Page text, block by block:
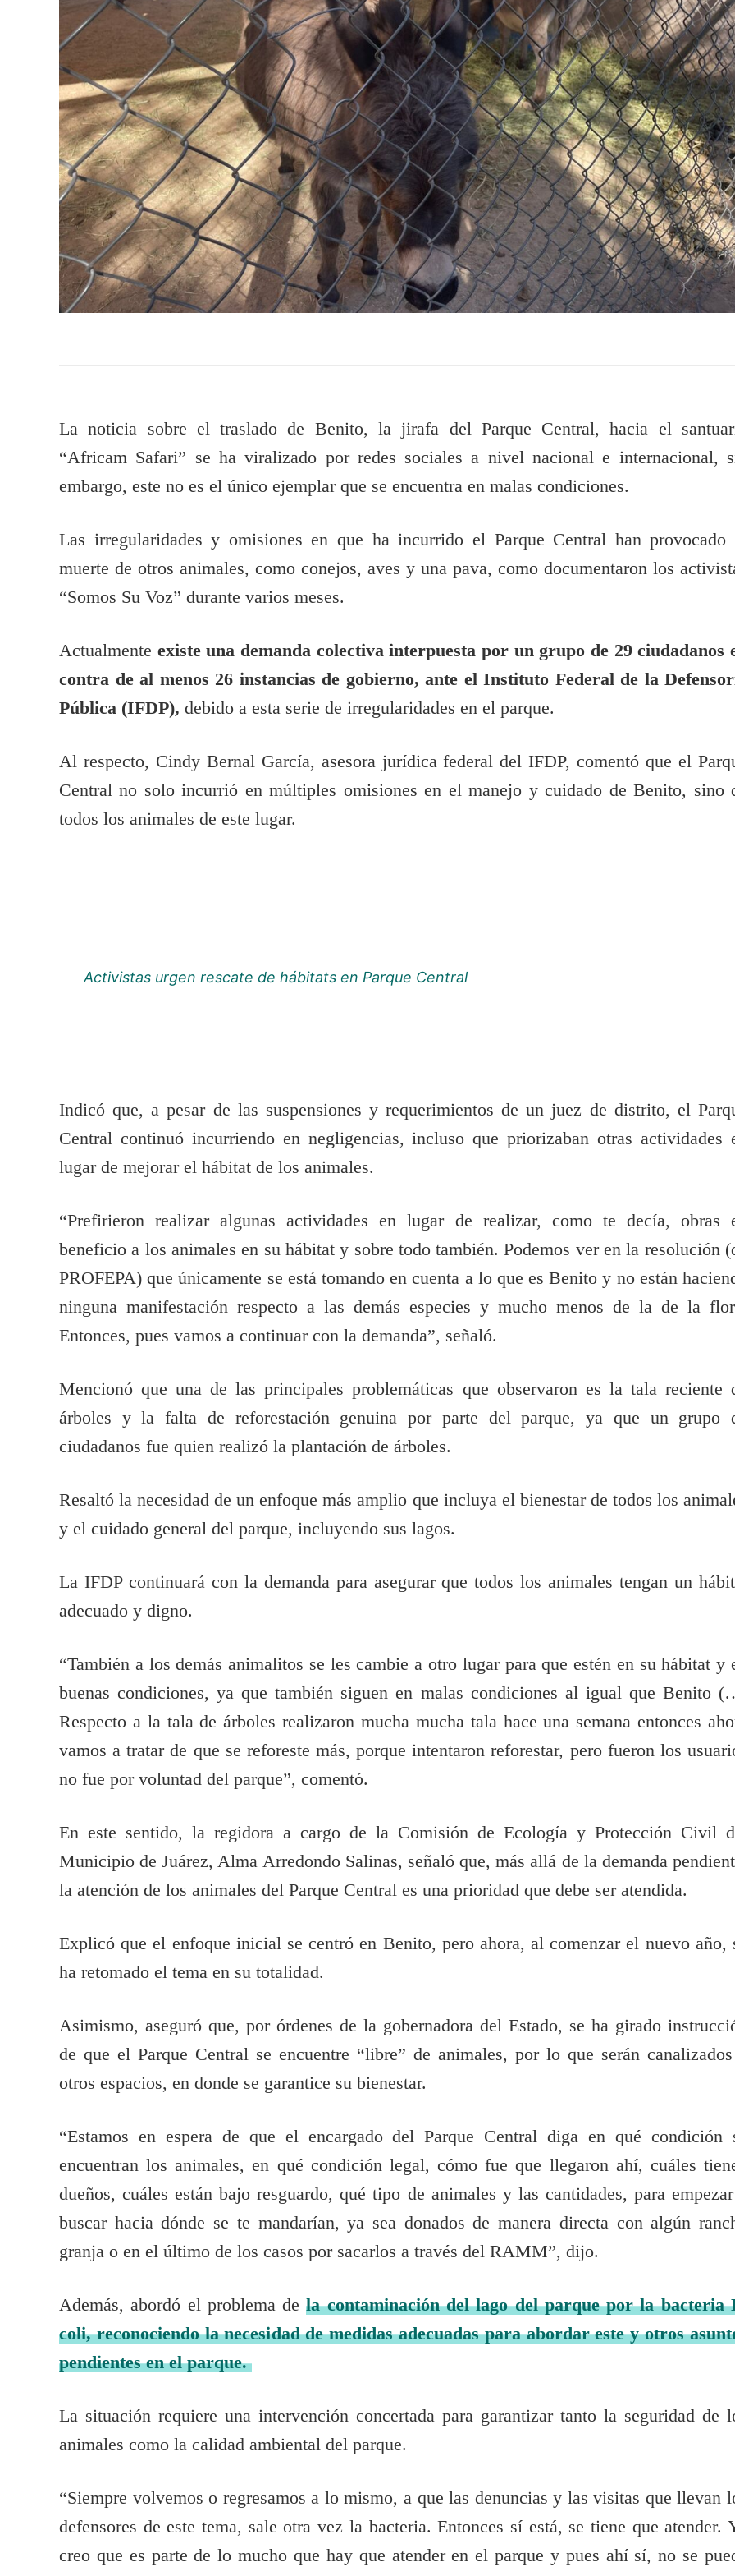
La noticia sobre el traslado de Benito, la jirafa del Parque Central, hacia el
“Africam Safari” se ha viralizado por redes sociales a nivel nacional e internacional,
embargo, este no es el único ejemplar que se encuentra en malas condiciones.
Las irregularidades y omisiones en que ha incurrido el Parque Central han provocado
muerte de otros animales, como conejos, aves y una pava, como documentaron los
“Somos Su Voz” durante varios meses.
Actualmente existe una demanda colectiva interpuesta por un grupo de 29 ciudadanos
contra de al menos 26 instancias de gobierno, ante el Instituto Federal de la
Pública (IFDP), debido a esta serie de irregularidades en el parque.
Al respecto, Cindy Bernal García, asesora jurídica federal del IFDP, comentó que el
Central no solo incurrió en múltiples omisiones en el manejo y cuidado de Benito, sino
todos los animales de este lugar.
Activistas urgen rescate de hábitats en Parque Central
Indicó que, a pesar de las suspensiones y requerimientos de un juez de distrito, el
Central continuó incurriendo en negligencias, incluso que priorizaban otras actividades
lugar de mejorar el hábitat de los animales.
“Prefirieron realizar algunas actividades en lugar de realizar, como te decía, obras
beneficio a los animales en su hábitat y sobre todo también. Podemos ver en la resolución
PROFEPA) que únicamente se está tomando en cuenta a lo que es Benito y no están
ninguna manifestación respecto a las demás especies y mucho menos de la de la
Entonces, pues vamos a continuar con la demanda”, señaló.
Mencionó que una de las principales problemáticas que observaron es la tala reciente
árboles y la falta de reforestación genuina por parte del parque, ya que un grupo
ciudadanos fue quien realizó la plantación de árboles.
Resaltó la necesidad de un enfoque más amplio que incluya el bienestar de todos los
y el cuidado general del parque, incluyendo sus lagos.
La IFDP continuará con la demanda para asegurar que todos los animales tengan un
adecuado y digno.
“También a los demás animalitos se les cambie a otro lugar para que estén en su hábitat y
buenas condiciones, ya que también siguen en malas condiciones al igual que Benito
Respecto a la tala de árboles realizaron mucha mucha tala hace una semana entonces
vamos a tratar de que se reforeste más, porque intentaron reforestar, pero fueron los
no fue por voluntad del parque”, comentó.
En este sentido, la regidora a cargo de la Comisión de Ecología y Protección Civil
Municipio de Juárez, Alma Arredondo Salinas, señaló que, más allá de la demanda
la atención de los animales del Parque Central es una prioridad que debe ser atendida.
Explicó que el enfoque inicial se centró en Benito, pero ahora, al comenzar el nuevo año,
ha retomado el tema en su totalidad.
Asimismo, aseguró que, por órdenes de la gobernadora del Estado, se ha girado
de que el Parque Central se encuentre “libre” de animales, por lo que serán
otros espacios, en donde se garantice su bienestar.
“Estamos en espera de que el encargado del Parque Central diga en qué condición
encuentran los animales, en qué condición legal, cómo fue que llegaron ahí, cuáles
dueños, cuáles están bajo resguardo, qué tipo de animales y las cantidades, para
buscar hacia dónde se te mandarían, ya sea donados de manera directa con algún
granja o en el último de los casos por sacarlos a través del RAMM”, dijo.
Además, abordó el problema dela contaminación del lago del parque por la bacteria
coli, reconociendo la necesidad de medidas adecuadas para abordar este y otros
pendientes en el parque.
La situación requiere una intervención concertada para garantizar tanto la seguridad de
animales como la calidad ambiental del parque.
“Siempre volvemos o regresamos a lo mismo, a que las denuncias y las visitas que llevan
defensores de este tema, sale otra vez la bacteria. Entonces sí está, se tiene que atender.
creo que es parte de lo mucho que hay que atender en el parque y pues ahí sí, no se